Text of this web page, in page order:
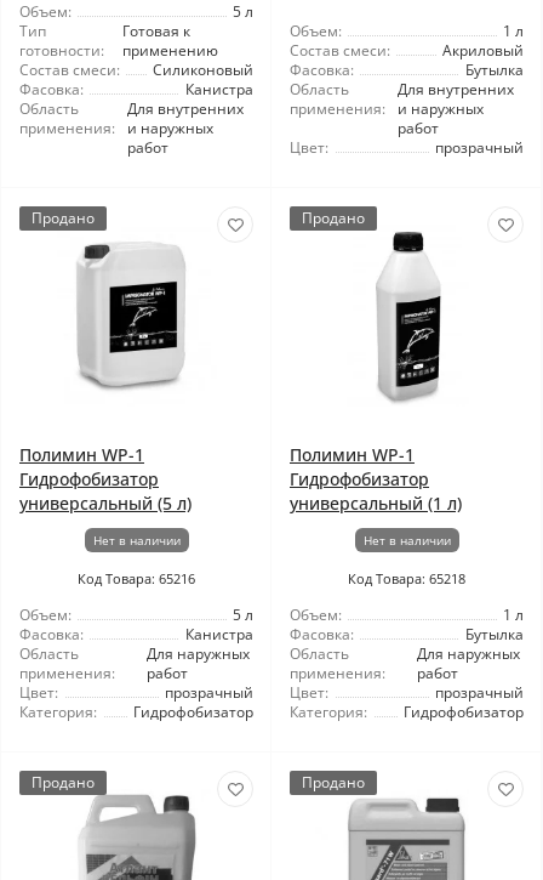
Объем:
5 л
Тип
готовности:
Готовая к
применению
Состав смеси:
Силиконовый
Фасовка:
Канистра
Область
применения:
Для внутренних
и наружных
работ
Объем:
1 л
Состав смеси:
Акриловый
Фасовка:
Бутылка
Область
применения:
Для внутренних
и наружных
работ
Цвет:
прозрачный
Продано
Полимин WP-1
Гидрофобизатор
универсальный (5 л)
Нет в наличии
Код Товара: 65216
Объем:
5 л
Фасовка:
Канистра
Область
применения:
Для наружных
работ
Цвет:
прозрачный
Категория:
Гидрофобизатор
Продано
Полимин WP-1
Гидрофобизатор
универсальный (1 л)
Нет в наличии
Код Товара: 65218
Объем:
1 л
Фасовка:
Бутылка
Область
применения:
Для наружных
работ
Цвет:
прозрачный
Категория:
Гидрофобизатор
Продано Продано